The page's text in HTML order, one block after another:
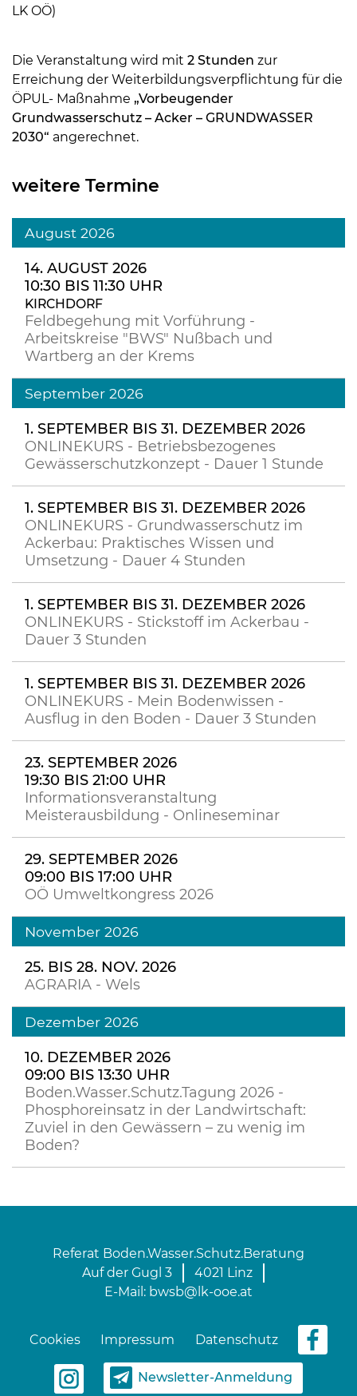
LK OÖ)
Die Veranstaltung wird mit 2 Stunden zur
Erreichung der Weiterbildungsverpflichtung für die
ÖPUL- Maßnahme „Vorbeugender
Grundwasserschutz – Acker – GRUNDWASSER
2030“ angerechnet.
weitere Termine
August 2026
14. AUGUST 2026
10:30 BIS 11:30 UHR
KIRCHDORF
Feldbegehung mit Vorführung -
Arbeitskreise "BWS" Nußbach und
Wartberg an der Krems
September 2026
1. SEPTEMBER BIS 31. DEZEMBER 2026
ONLINEKURS - Betriebsbezogenes
Gewässerschutzkonzept - Dauer 1 Stunde
1. SEPTEMBER BIS 31. DEZEMBER 2026
ONLINEKURS - Grundwasserschutz im
Ackerbau: Praktisches Wissen und
Umsetzung - Dauer 4 Stunden
1. SEPTEMBER BIS 31. DEZEMBER 2026
ONLINEKURS - Stickstoff im Ackerbau -
Dauer 3 Stunden
1. SEPTEMBER BIS 31. DEZEMBER 2026
ONLINEKURS - Mein Bodenwissen -
Ausflug in den Boden - Dauer 3 Stunden
23. SEPTEMBER 2026
19:30 BIS 21:00 UHR
Informationsveranstaltung
Meisterausbildung - Onlineseminar
29. SEPTEMBER 2026
09:00 BIS 17:00 UHR
OÖ Umweltkongress 2026
November 2026
25. BIS 28. NOV. 2026
AGRARIA - Wels
Dezember 2026
10. DEZEMBER 2026
09:00 BIS 13:30 UHR
Boden.Wasser.Schutz.Tagung 2026 -
Phosphoreinsatz in der Landwirtschaft:
Zuviel in den Gewässern – zu wenig im
Boden?
Referat Boden.Wasser.Schutz.Beratung
Auf der Gugl 3
4021 Linz
E-Mail: bwsb@lk-ooe.at
Cookies Impressum Datenschutz
Newsletter-Anmeldung